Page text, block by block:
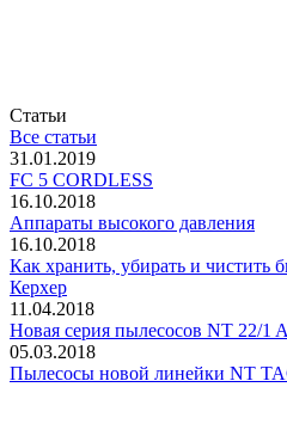
Статьи
Все статьи
31.01.2019
FC 5 CORDLESS
16.10.2018
Аппараты высокого давления
16.10.2018
Как хранить, убирать и чистить
Керхер
11.04.2018
Новая серия пылесосов NT 22/1
05.03.2018
Пылесосы новой линейки NT